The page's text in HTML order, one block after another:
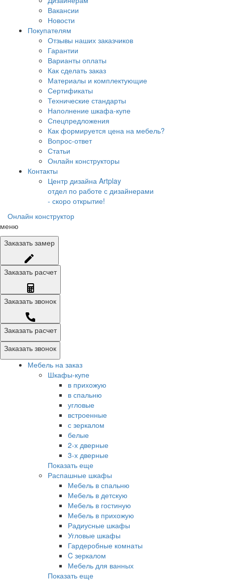
Вакансии
Новости
Покупателям
Отзывы наших заказчиков
Гарантии
Варианты оплаты
Как сделать заказ
Материалы и комплектующие
Сертификаты
Технические стандарты
Наполнение шкафа-купе
Спецпредложения
Как формируется цена на мебель?
Вопрос-ответ
Статьи
Онлайн конструкторы
Контакты
Центр дизайна Artplay
отдел по работе с дизайнерами
- скоро открытие!
Онлайн конструктор
меню
Заказать замер
Заказать расчет
Заказать звонок
Заказать расчет
Заказать звонок
Мебель на заказ
Шкафы-купе
в прихожую
в спальню
угловые
встроенные
с зеркалом
белые
2-х дверные
3-х дверные
Показать еще
Распашные шкафы
Мебель в спальню
Мебель в детскую
Мебель в гостиную
Мебель в прихожую
Радиусные шкафы
Угловые шкафы
Гардеробные комнаты
C зеркалом
Мебель для ванных
Показать еще